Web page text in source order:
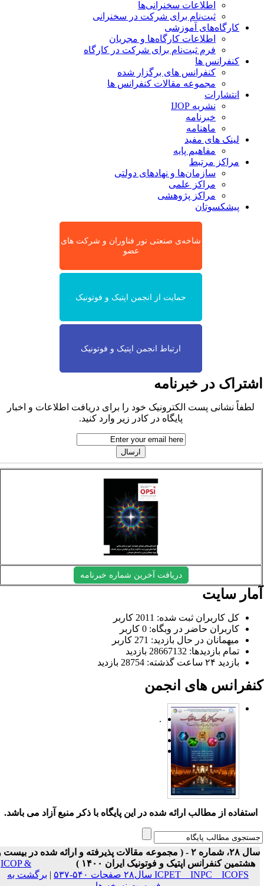
اطلاعات سخنرانی‌‌ها
ثبت‌نام برای شرکت در سخنرانی
کارگاه‌های آموزشی
اطلاعات کارگاه‌ها و مجریان
فرم ثبت‌نام برای شرکت در کارگاه
کنفرانس ها
کنفرانس های برگزار شده
مجموعه مقالات کنفرانس ها
انتشارات
نشریه IJOP
خبرنامه
ماهنامه
لینک های مفید
مفاهیم پایه
مراکز مرتبط
سازمان‌ها و نهادهای دولتی
مراکز علمی
مراکز پژوهشی
پیشکسوتان
شاخه‌ی صنعتی نور فناوران و شرکت های
عضو
حمایت از انجمن اپتیک و فوتونیک
ارتباط انجمن اپتیک و فوتونیک
در خبرنامه
لطفاً نشانی پست الکترونیک خود را برای دریافت اطلاعات و اخبار
پایگاه در کادر زیر وارد کنید.
دریافت آخرین شماره خبرنامه
سایت
کل کاربران ثبت شده: 2011 کاربر
کاربران حاضر در وبگاه: 0 کاربر
میهمانان در حال بازدید: 271 کاربر
تمام بازدید‌ها: 28667132 بازدید
بازدید ۲۴ ساعت گذشته: 28754 بازدید
های انجمن
.
استفاده از مطالب ارائه شده در این پایگاه با ذکر منبع آزاد می باشد.
سال ۲۸، شماره ۲ - ( مجموعه مقالات پذیرفته و ارائه شده در بیست و
هشتمین کنفرانس اپتیک و فوتونیک ایران ۱۴۰۰ )
ICOP &
ICPET _ INPC _ ICOFS سال۲۸ صفحات ۵۴۰-۵۳۷
|برگشت به